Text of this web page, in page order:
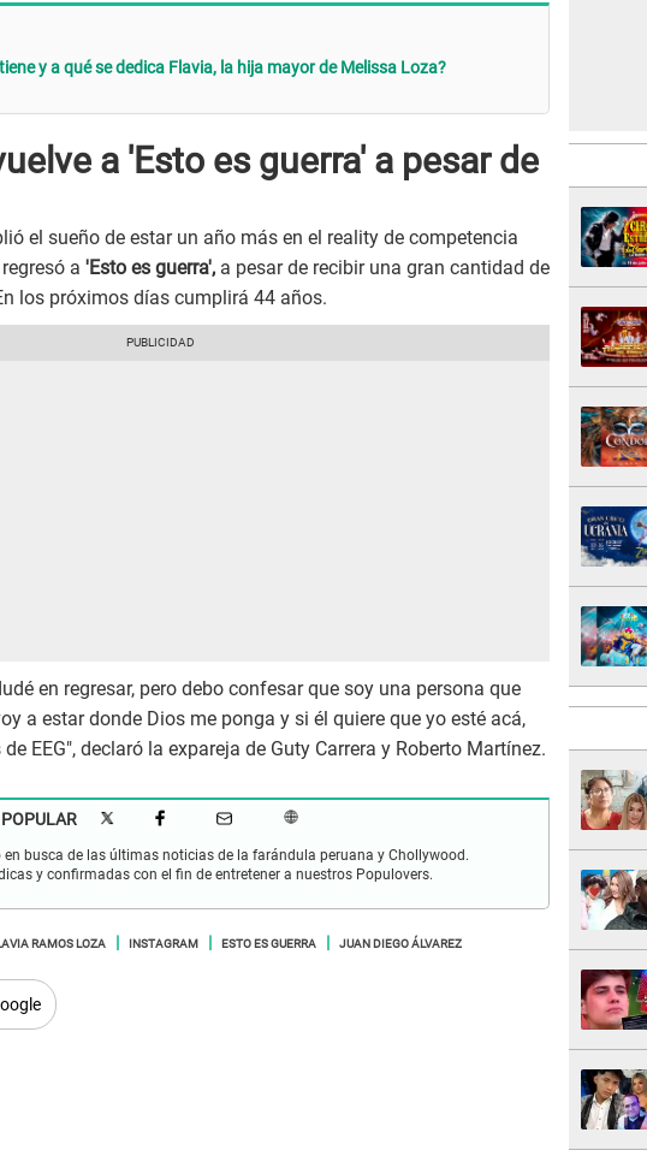
y a qué se dedica Flavia, la hija mayor de Melissa Loza?
a 'Esto es guerra' a pesar de
el sueño de estar un año más en el reality de competencia
regresó a 'Esto es guerra', a pesar de recibir una gran cantidad de
los próximos días cumplirá 44 años.
en regresar, pero debo confesar que soy una persona que
a estar donde Dios me ponga y si él quiere que yo esté acá,
EEG", declaró la expareja de Guty Carrera y Roberto Martínez.
en busca de las últimas noticias de la farándula peruana y Chollywood.
y confirmadas con el fin de entretener a nuestros Populovers.
RAMOS LOZA INSTAGRAM ESTO ES GUERRA JUAN DIEGO ÁLVAREZ